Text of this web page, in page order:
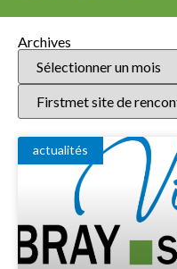
Archives
actualités